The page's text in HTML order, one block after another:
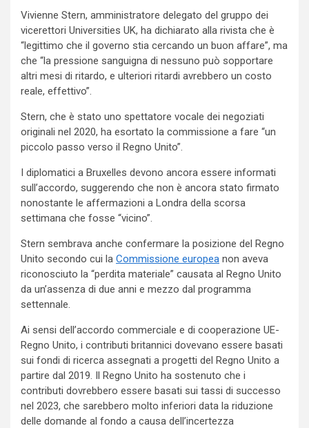
Vivienne Stern, amministratore delegato del gruppo dei
vicerettori Universities UK, ha dichiarato alla rivista che è
“legittimo che il governo stia cercando un buon affare”, ma
che “la pressione sanguigna di nessuno può sopportare
altri mesi di ritardo, e ulteriori ritardi avrebbero un costo
reale, effettivo”.
Stern, che è stato uno spettatore vocale dei negoziati
originali nel 2020, ha esortato la commissione a fare “un
piccolo passo verso il Regno Unito”.
I diplomatici a Bruxelles devono ancora essere informati
sull’accordo, suggerendo che non è ancora stato firmato
nonostante le affermazioni a Londra della scorsa
settimana che fosse “vicino”.
Stern sembrava anche confermare la posizione del Regno
Unito secondo cui la Commissione europea non aveva
riconosciuto la “perdita materiale” causata al Regno Unito
da un’assenza di due anni e mezzo dal programma
settennale.
Ai sensi dell’accordo commerciale e di cooperazione UE-
Regno Unito, i contributi britannici dovevano essere basati
sui fondi di ricerca assegnati a progetti del Regno Unito a
partire dal 2019. Il Regno Unito ha sostenuto che i
contributi dovrebbero essere basati sui tassi di successo
nel 2023, che sarebbero molto inferiori data la riduzione
delle domande al fondo a causa dell’incertezza